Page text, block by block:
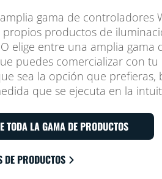
gama de controladores
productos de
elige entre una amplia gama
puedes comercializar con
sea la opción que prefieras,
que se ejecuta en la
TODA LA GAMA DE PRODUCTOS
DE PRODUCTOS